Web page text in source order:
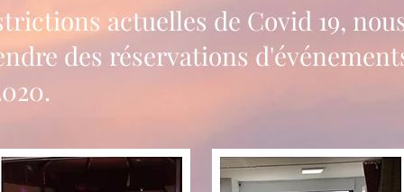
actuelles de Covid 19,
des réservations